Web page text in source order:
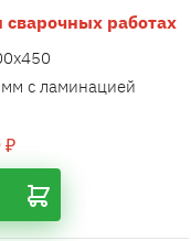
работах
с ламинацией
₽